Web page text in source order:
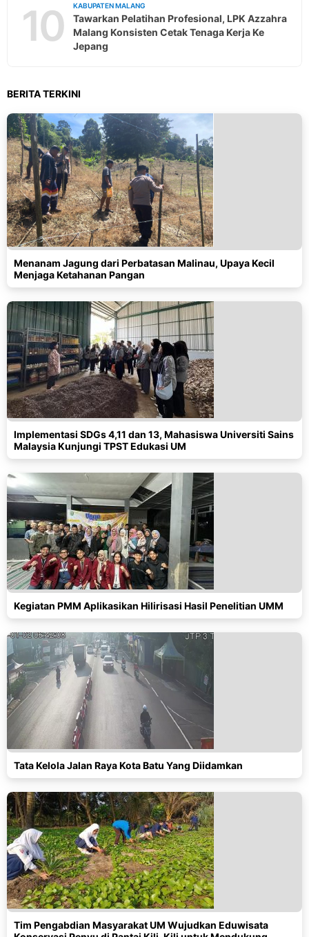
10 KABUPATEN MALANG
Tawarkan Pelatihan Profesional, LPK Azzahra
Malang Konsisten Cetak Tenaga Kerja Ke
Jepang
BERITA TERKINI
Menanam Jagung dari Perbatasan Malinau, Upaya Kecil
Menjaga Ketahanan Pangan
Implementasi SDGs 4,11 dan 13, Mahasiswa Universiti Sains
Malaysia Kunjungi TPST Edukasi UM
Kegiatan PMM Aplikasikan Hilirisasi Hasil Penelitian UMM
Tata Kelola Jalan Raya Kota Batu Yang Diidamkan
Tim Pengabdian Masyarakat UM Wujudkan Eduwisata